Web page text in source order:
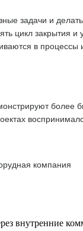
задачи и
цикл закрытия и
в
компания
внутренние